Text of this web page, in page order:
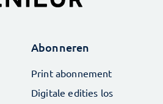
Abonneren
Print abonnement
Digitale edities los